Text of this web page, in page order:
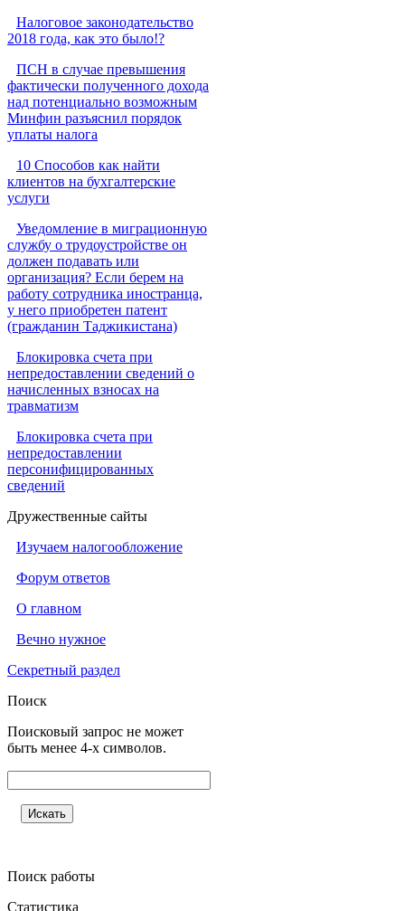
Налоговое законодательство
2018 года, как это было!?
ПСН в случае превышения
фактически полученного дохода
над потенциально возможным
Минфин разъяснил порядок
уплаты налога
10 Способов как найти
клиентов на бухгалтерские
услуги
Уведомление в миграционную
службу о трудоустройстве он
должен подавать или
организация? Если берем на
работу сотрудника иностранца,
у него приобретен патент
(гражданин Таджикистана)
Блокировка счета при
непредоставлении сведений о
начисленных взносах на
травматизм
Блокировка счета при
непредоставлении
персонифицированных
сведений
Дружественные сайты
Изучаем налогообложение
Форум ответов
О главном
Вечно нужное
Секретный раздел
Поиск
Поисковый запрос не может
быть менее 4-х символов.
Поиск работы
Статистика